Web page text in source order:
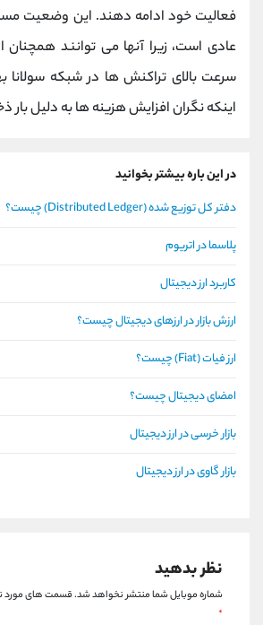
فعالیت خود ادامه دهند. این وضعیت
عادی است، زیرا آ‌نها می ‌توانند همچنان
سرعت بالای تراکنش‌ ها در شبکه سولانا
اینکه نگران افزایش هزینه‌ ها به دلیل بار
در این باره بیشتر بخوانید
دفتر کل توزیع شده (Distributed Ledger) چیست؟
پلاسما در اتریوم
کاربرد ارز دیجیتال
ارزش بازار در ارزهای دیجیتال چیست؟
ارز فیات (Fiat) چیست؟
امضای دیجیتال چیست؟
بازار خرسی در ارز دیجیتال
بازار گاوی در ارز دیجیتال
نظر بدهید
شماره موبایل شما منتشر نخواهد شد.قسمت های مورد
*